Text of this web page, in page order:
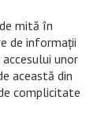
mită în
de informații
unor
această din
complicitate